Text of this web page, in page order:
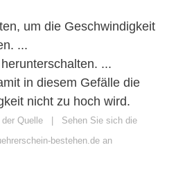
um die Geschwindigkeit
...
...
in diesem Gefälle die
nicht zu hoch wird.
Quelle | Sehen Sie sich die
bestehen.de an